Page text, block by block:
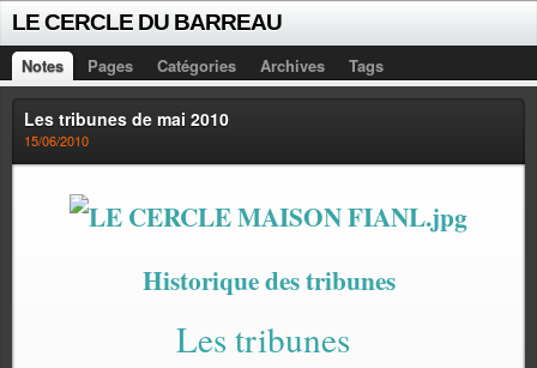
LE CERCLE DU BARREAU
Notes Pages Catégories Archives Tags
Les tribunes de mai 2010
15/06/2010
Historique des tribunes
Les tribunes